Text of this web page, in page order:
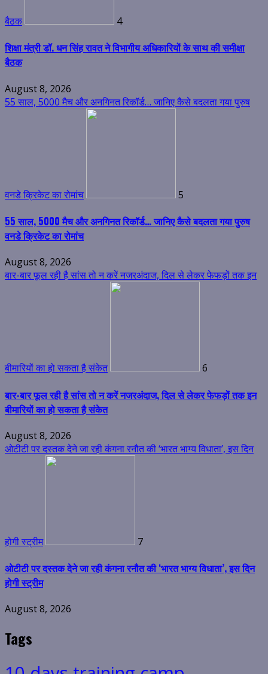
बैठक 4
शिक्षा मंत्री डॉ. धन सिंह रावत ने विभागीय अधिकारियों के साथ की समीक्षा
बैठक
August 8, 2026
55 साल, 5000 मैच और अनगिनत रिकॉर्ड… जानिए कैसे बदलता गया पुरुष
वनडे क्रिकेट का रोमांच 5
55 साल, 5000 मैच और अनगिनत रिकॉर्ड… जानिए कैसे बदलता गया पुरुष
वनडे क्रिकेट का रोमांच
August 8, 2026
बार-बार फूल रही है सांस तो न करें नजरअंदाज, दिल से लेकर फेफड़ों तक इन
बीमारियों का हो सकता है संकेत 6
बार-बार फूल रही है सांस तो न करें नजरअंदाज, दिल से लेकर फेफड़ों तक इन
बीमारियों का हो सकता है संकेत
August 8, 2026
ओटीटी पर दस्तक देने जा रही कंगना रनौत की ‘भारत भाग्य विधाता’, इस दिन
होगी स्ट्रीम 7
ओटीटी पर दस्तक देने जा रही कंगना रनौत की ‘भारत भाग्य विधाता’, इस दिन
होगी स्ट्रीम
August 8, 2026
Tags